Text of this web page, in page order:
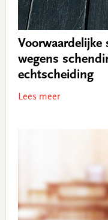
Voorwaardelijke
wegens
echtscheiding
Lees meer